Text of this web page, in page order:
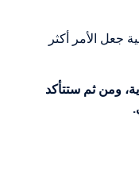
جعل الأمر أكثر
ومن ثم ستتأكد